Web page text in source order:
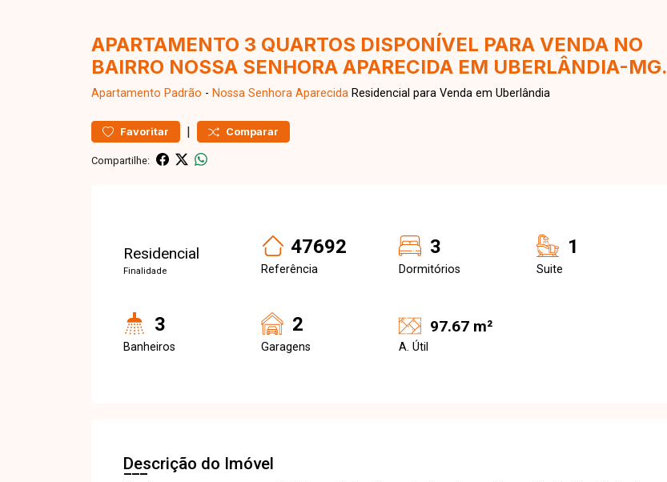
APARTAMENTO 3 QUARTOS DISPONÍVEL PARA VENDA NO
BAIRRO NOSSA SENHORA APARECIDA EM UBERLÂNDIA-MG.
Apartamento Padrão - Nossa Senhora Aparecida Residencial para Venda em Uberlândia
Favoritar | Comparar
Compartilhe:
Residencial
Finalidade
47692
Referência
3
Dormitórios
1
Suite
3
Banheiros
2
Garagens
97.67 m²
A. Útil
Descrição do Imóvel